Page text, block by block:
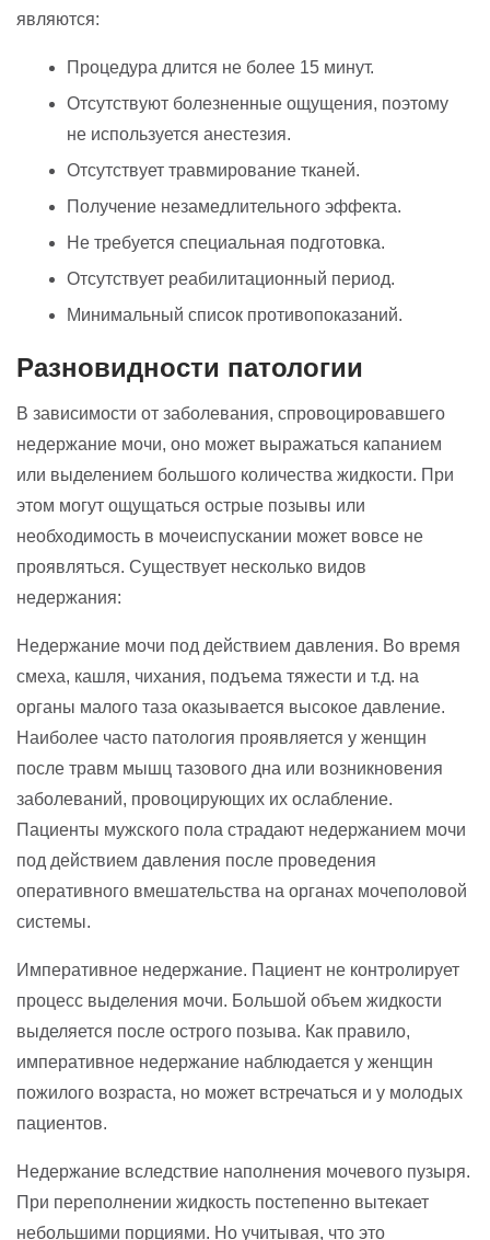
являются:
Процедура длится не более 15 минут.
Отсутствуют болезненные ощущения, поэтому
не используется анестезия.
Отсутствует травмирование тканей.
Получение незамедлительного эффекта.
Не требуется специальная подготовка.
Отсутствует реабилитационный период.
Минимальный список противопоказаний.
Разновидности патологии
В зависимости от заболевания, спровоцировавшего
недержание мочи, оно может выражаться капанием
или выделением большого количества жидкости. При
этом могут ощущаться острые позывы или
необходимость в мочеиспускании может вовсе не
проявляться. Существует несколько видов
недержания:
Недержание мочи под действием давления. Во время
смеха, кашля, чихания, подъема тяжести и т.д. на
органы малого таза оказывается высокое давление.
Наиболее часто патология проявляется у женщин
после травм мышц тазового дна или возникновения
заболеваний, провоцирующих их ослабление.
Пациенты мужского пола страдают недержанием мочи
под действием давления после проведения
оперативного вмешательства на органах мочеполовой
системы.
Императивное недержание. Пациент не контролирует
процесс выделения мочи. Большой объем жидкости
выделяется после острого позыва. Как правило,
императивное недержание наблюдается у женщин
пожилого возраста, но может встречаться и у молодых
пациентов.
Недержание вследствие наполнения мочевого пузыря.
При переполнении жидкость постепенно вытекает
небольшими порциями. Но учитывая, что это